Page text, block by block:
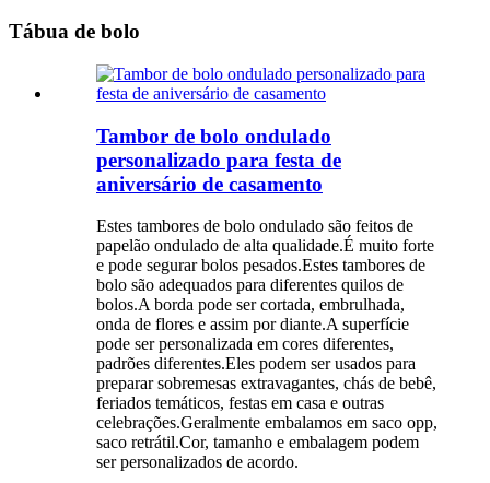
Tábua de bolo
Tambor de bolo ondulado
personalizado para festa de
aniversário de casamento
Estes tambores de bolo ondulado são feitos de
papelão ondulado de alta qualidade.É muito forte
e pode segurar bolos pesados.Estes tambores de
bolo são adequados para diferentes quilos de
bolos.A borda pode ser cortada, embrulhada,
onda de flores e assim por diante.A superfície
pode ser personalizada em cores diferentes,
padrões diferentes.Eles podem ser usados ​​para
preparar sobremesas extravagantes, chás de bebê,
feriados temáticos, festas em casa e outras
celebrações.Geralmente embalamos em saco opp,
saco retrátil.Cor, tamanho e embalagem podem
ser personalizados de acordo.